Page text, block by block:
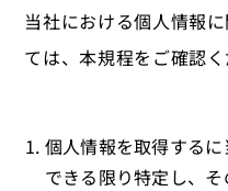
当社における個人情報
ては、本規程をご確認く
個人情報を取得する
できる限り特定し、